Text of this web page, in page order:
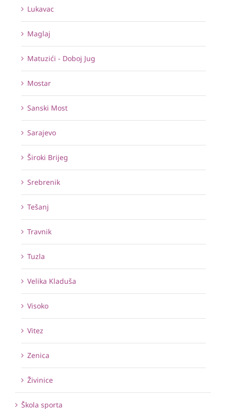
Lukavac
Maglaj
Matuzići - Doboj Jug
Mostar
Sanski Most
Sarajevo
Široki Brijeg
Srebrenik
Tešanj
Travnik
Tuzla
Velika Kladuša
Visoko
Vitez
Zenica
Živinice
Škola sporta